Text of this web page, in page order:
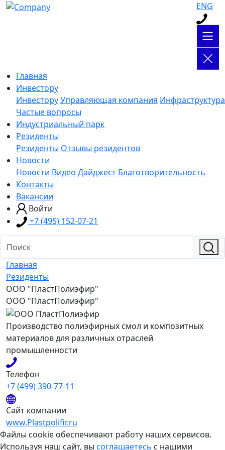
ENG
Главная
Инвестору
ИнвесторуУправляющая компания Инфраструктура
Частые вопросы
Индустриальный парк
Резиденты
Резиденты Отзывы резидентов
Новости
Новости Видео Дайджест Благотворительность
Контакты
Вакансии
Войти
+7 (495) 152-07-21
Главная
Резиденты
ООО "ПластПолиэфир"
Производство полиэфирных смол и композитных
материалов для различных отраслей
промышленности
Телефон
+7 (499) 390-77-11
Сайт компании
www.Plastpolifir.ru
ООО "ПластПолиэфир"
Файлы cookie обеспечивают работу наших сервисов.
Используя наш сайт, вы соглашаетесь с нашими